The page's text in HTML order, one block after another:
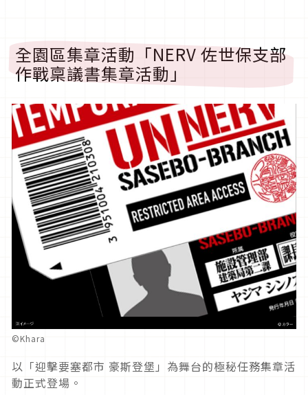
全園區集章活動「NERV 佐世保支部
作戰稟議書集章活動」
©Khara
以「迎擊要塞都市 豪斯登堡」為舞台的極秘任務集章活
動正式登場。